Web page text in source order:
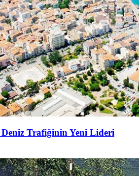
Deniz Trafiğinin Yeni Lideri